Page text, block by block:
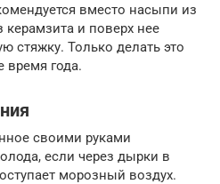
вместо насыпи из
керамзита и поверх нее
стяжку. Только делать это
время года.
своими руками
если через дырки в
морозный воздух.